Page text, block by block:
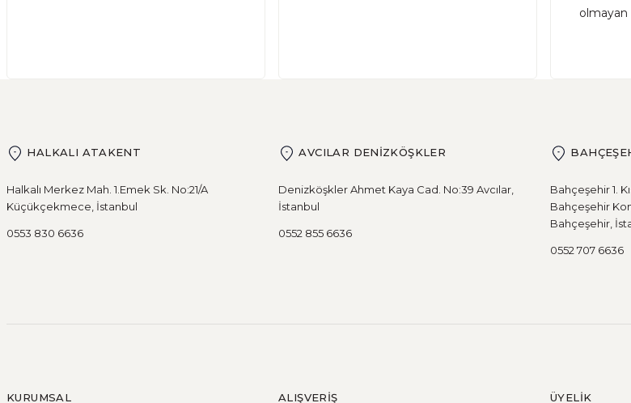
DEVAMI
Ekşi Mayalı Ekmek Tüketmemiz için 10 Neden
Ekmek ve ekmek ürünleri için sağlıklı olmadıklarına dair kötü bir inanış vardır. Aslında bir
olmayan
HALKALI ATAKENT
Halkalı Merkez Mah. 1.Emek Sk. No:21/A
Küçükçekmece, İstanbul
0553 830 6636
AVCILAR DENİZKÖŞKLER
Denizköşkler Ahmet Kaya Cad. No:39 Avcılar,
İstanbul
0552 855 6636
Bahçeşehir 1.
Bahçeşehir
Bahçeşehir,
0552 707 6636
KURUMSAL ALIŞVERİŞ ÜYELİK